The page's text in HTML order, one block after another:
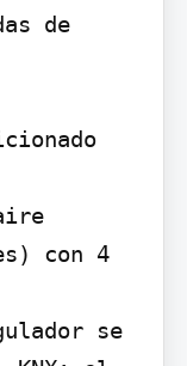
de
con 4
se